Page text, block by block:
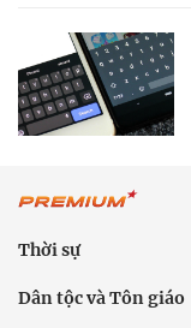
Thời sự
Dân tộc và Tôn giáo